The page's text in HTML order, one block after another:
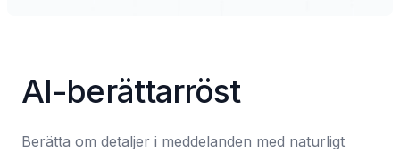
AI-berättarröst
Berätta om detaljer i meddelanden med naturligt